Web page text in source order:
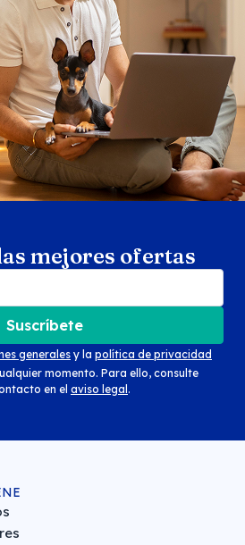
mejores ofertas
Suscríbete
generales y la política de privacidad
momento. Para ello, consulte
en el aviso legal .
Search products